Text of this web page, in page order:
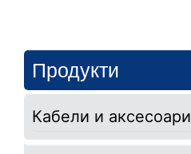
Продукти
Кабели и аксесоари